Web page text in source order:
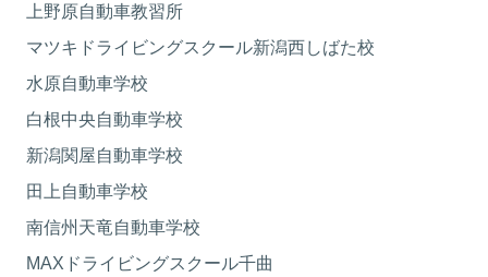
上野原自動車教習所
マツキドライビングスクール新潟西しばた校
水原自動車学校
白根中央自動車学校
新潟関屋自動車学校
田上自動車学校
南信州天竜自動車学校
MAXドライビングスクール千曲